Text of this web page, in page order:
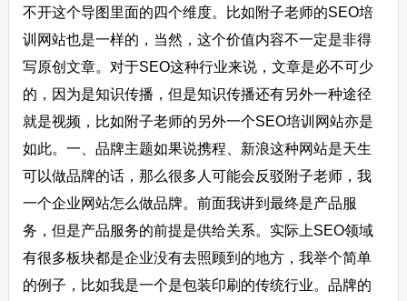
不开这个导图里面的四个维度。比如附子老师的SEO培
训网站也是一样的，当然，这个价值内容不一定是非得
写原创文章。对于SEO这种行业来说，文章是必不可少
的，因为是知识传播，但是知识传播还有另外一种途径
就是视频，比如附子老师的另外一个SEO培训网站亦是
如此。一、品牌主题如果说携程、新浪这种网站是天生
可以做品牌的话，那么很多人可能会反驳附子老师，我
一个企业网站怎么做品牌。前面我讲到最终是产品服
务，但是产品服务的前提是供给关系。实际上SEO领域
有很多板块都是企业没有去照顾到的地方，我举个简单
的例子，比如我是一个是包装印刷的传统行业。品牌的